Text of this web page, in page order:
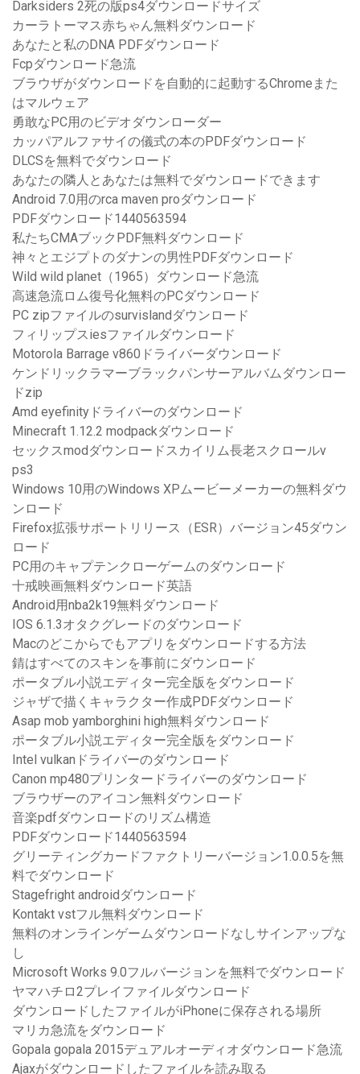
Darksiders 2死の版ps4ダウンロードサイズ
カーラトーマス赤ちゃん無料ダウンロード
あなたと私のDNA PDFダウンロード
Fcpダウンロード急流
ブラウザがダウンロードを自動的に起動するChromeまた
はマルウェア
勇敢なPC用のビデオダウンローダー
カッパアルファサイの儀式の本のPDFダウンロード
DLCSを無料でダウンロード
あなたの隣人とあなたは無料でダウンロードできます
Android 7.0用のrca maven proダウンロード
PDFダウンロード1440563594
私たちCMAブックPDF無料ダウンロード
神々とエジプトのダナンの男性PDFダウンロード
Wild wild planet（1965）ダウンロード急流
高速急流ロム復号化無料のPCダウンロード
PC zipファイルのsurvislandダウンロード
フィリップスiesファイルダウンロード
Motorola Barrage v860ドライバーダウンロード
ケンドリックラマーブラックパンサーアルバムダウンロー
ドzip
Amd eyefinityドライバーのダウンロード
Minecraft 1.12.2 modpackダウンロード
セックスmodダウンロードスカイリム長老スクロールv
ps3
Windows 10用のWindows XPムービーメーカーの無料ダウ
ンロード
Firefox拡張サポートリリース（ESR）バージョン45ダウン
ロード
PC用のキャプテンクローゲームのダウンロード
十戒映画無料ダウンロード英語
Android用nba2k19無料ダウンロード
IOS 6.1.3オタクグレードのダウンロード
Macのどこからでもアプリをダウンロードする方法
錆はすべてのスキンを事前にダウンロード
ポータブル小説エディター完全版をダウンロード
ジャザで描くキャラクター作成PDFダウンロード
Asap mob yamborghini high無料ダウンロード
ポータブル小説エディター完全版をダウンロード
Intel vulkanドライバーのダウンロード
Canon mp480プリンタードライバーのダウンロード
ブラウザーのアイコン無料ダウンロード
音楽pdfダウンロードのリズム構造
PDFダウンロード1440563594
グリーティングカードファクトリーバージョン1.0.0.5を無
料でダウンロード
Stagefright androidダウンロード
Kontakt vstフル無料ダウンロード
無料のオンラインゲームダウンロードなしサインアップな
し
Microsoft Works 9.0フルバージョンを無料でダウンロード
ヤマハチロ2プレイファイルダウンロード
ダウンロードしたファイルがiPhoneに保存される場所
マリカ急流をダウンロード
Gopala gopala 2015デュアルオーディオダウンロード急流
Ajaxがダウンロードしたファイルを読み取る